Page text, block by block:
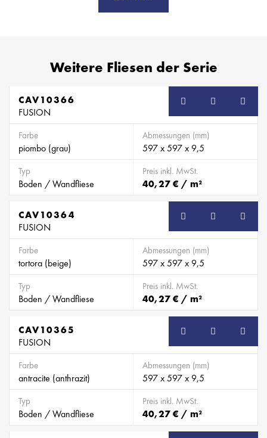
Weitere Fliesen der Serie
CAV10366
FUSION
Farbe
piombo (grau)
Abmessungen (mm)
597 x 597 x 9,5
Typ
Boden / Wandfliese
Preis inkl. MwSt.
40,27 € / m²
CAV10364
FUSION
Farbe
tortora (beige)
Abmessungen (mm)
597 x 597 x 9,5
Typ
Boden / Wandfliese
Preis inkl. MwSt.
40,27 € / m²
CAV10365
FUSION
Farbe
antracite (anthrazit)
Abmessungen (mm)
597 x 597 x 9,5
Typ
Boden / Wandfliese
Preis inkl. MwSt.
40,27 € / m²